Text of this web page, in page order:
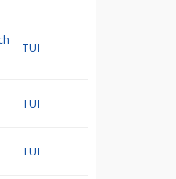
TUI
TUI
TUI